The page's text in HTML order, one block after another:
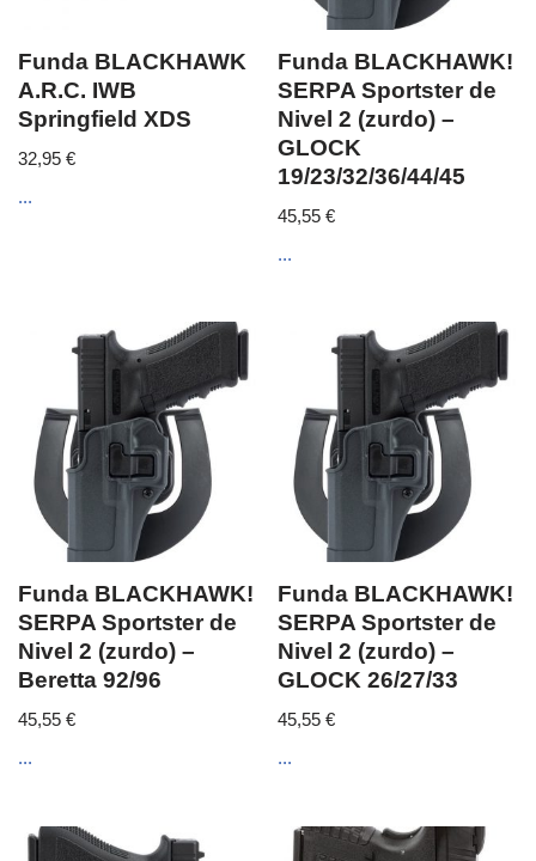
Funda BLACKHAWK
A.R.C. IWB
Springfield XDS
32,95 €
...
Funda BLACKHAWK!
SERPA Sportster de
Nivel 2 (zurdo) –
GLOCK
19/23/32/36/44/45
45,55€
...
Funda BLACKHAWK!
SERPA Sportster de
Nivel 2 (zurdo) –
Beretta 92/96
45,55 €
...
Funda BLACKHAWK!
SERPA Sportster de
Nivel 2 (zurdo) –
GLOCK 26/27/33
45,55€
...